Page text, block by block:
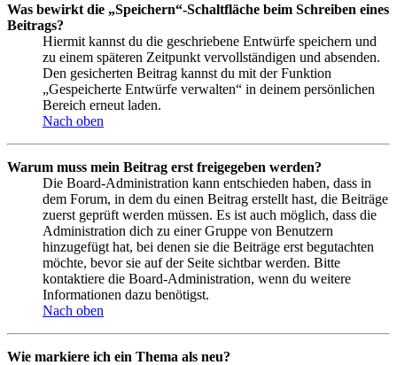
Was bewirkt die „Speichern“-Schaltfläche beim Schreiben eines
Beitrags?
Hiermit kannst du die geschriebene Entwürfe speichern und
zu einem späteren Zeitpunkt vervollständigen und absenden.
Den gesicherten Beitrag kannst du mit der Funktion
„Gespeicherte Entwürfe verwalten“ in deinem persönlichen
Bereich erneut laden.
Nach oben
Warum muss mein Beitrag erst freigegeben werden?
Die Board-Administration kann entschieden haben, dass in
dem Forum, in dem du einen Beitrag erstellt hast, die Beiträge
zuerst geprüft werden müssen. Es ist auch möglich, dass die
Administration dich zu einer Gruppe von Benutzern
hinzugefügt hat, bei denen sie die Beiträge erst begutachten
möchte, bevor sie auf der Seite sichtbar werden. Bitte
kontaktiere die Board-Administration, wenn du weitere
Informationen dazu benötigst.
Nach oben
Wie markiere ich ein Thema als neu?